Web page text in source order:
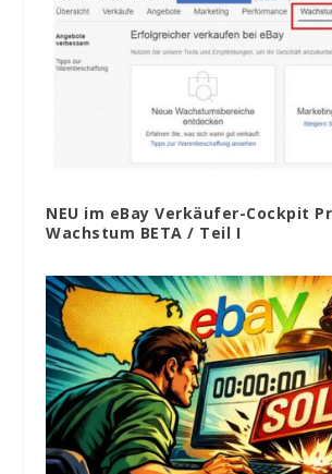
NEU im eBay Verkäufer-Cockpit
Wachstum BETA / Teil I